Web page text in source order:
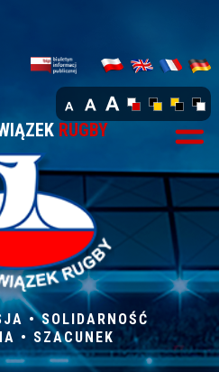
RUGBY
• SOLIDARNOŚĆ
• SZACUNEK